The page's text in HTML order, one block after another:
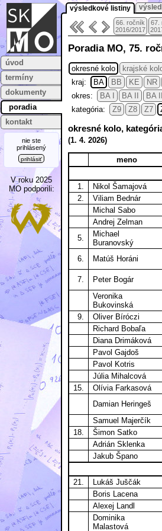
úvod
termíny
dokumenty
poradia
kontakt
nie ste
prihlásený
prihlásiť
V roku 2025
MO podporili:
výsledkové listiny
66. ročník
2016/2017
67.
Poradia MO, 75.
okresné kolo krajské
kraj:
BA BB KE NR
okres:
BA I BA II BA III
kategória:
Z9 Z8 Z7
okresné kolo,
(1. 4. 2026)
meno
1.
Nikol Šamajová
2.
Viliam Bednár
Michal Sabo
Andrej Zelman
5.
Michael
Buranovský
6. Matúš Horáni
7.
Peter Bogár
Veronika
Bukovinská
9.
Oliver Bíróczi
Richard Bobaľa
Diana Drimáková
Pavol Gajdoš
Pavol Kotris
Júlia Mihalcová
15.
Olívia Farkasová
Damian Heringeš
Samuel Majerčík
18.
Šimon Satko
Adrián Sklenka
Jakub Špano
21.
Lukáš Juščák
Boris Lacena
Alexej Landl
Dominika
Malastová